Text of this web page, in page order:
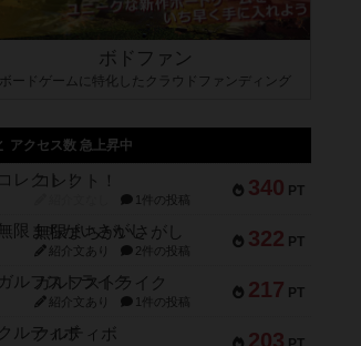
ボドファン
ボードゲームに特化したクラウドファンディング
アクセス数 急上昇中
340 PT
コレクト！
1件の投稿
322 PT
無限まちがいさがし
紹介文あり 2件の投稿
217 PT
ガルフストライク
紹介文あり 1件の投稿
203
クルティボ